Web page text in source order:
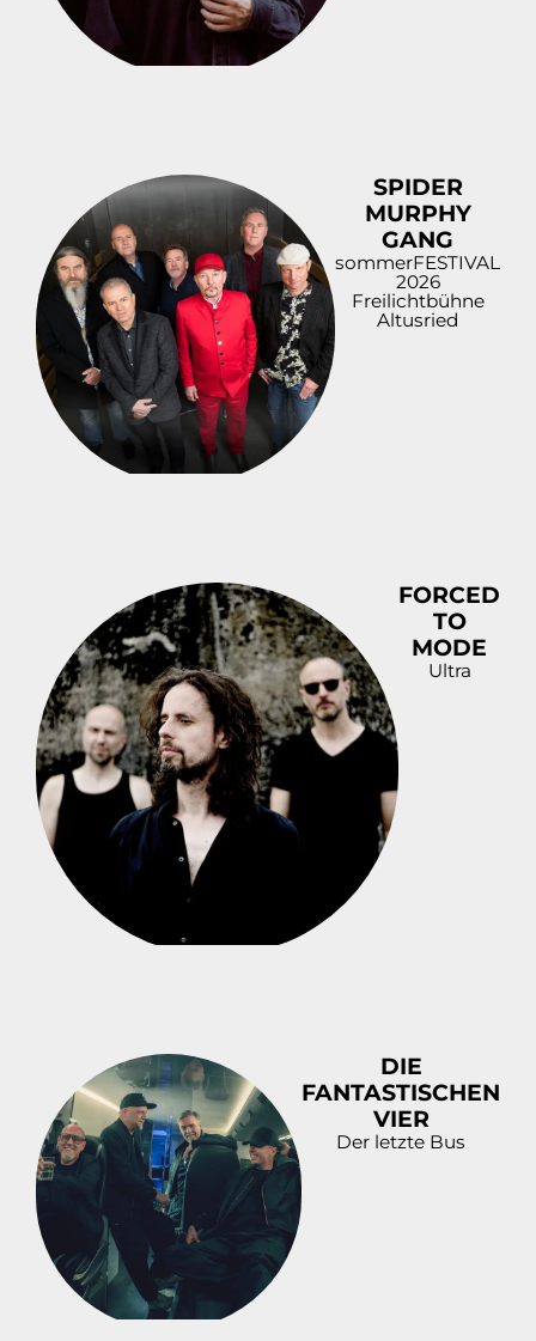
SPIDER
MURPHY
GANG
sommerFESTIVAL
2026
Freilichtbühne
Altusried
FORCED
TO
MODE
Ultra
DIE
FANTASTISCHEN
VIER
Der letzte Bus